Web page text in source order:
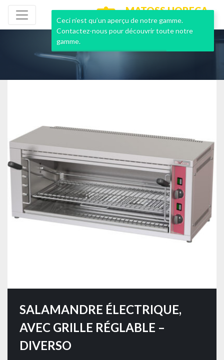
MATOSS HORECA
NEUF & OCCASION
SALAMANDRE ÉLECTRIQUE,
AVEC GRILLE RÉGLABLE –
DIVERSO
Ceci n’est qu’un aperçu de notre gamme.
Contactez-nous pour découvrir toute notre
gamme.